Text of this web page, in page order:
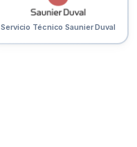
Servicio Técnico Saunier Duval